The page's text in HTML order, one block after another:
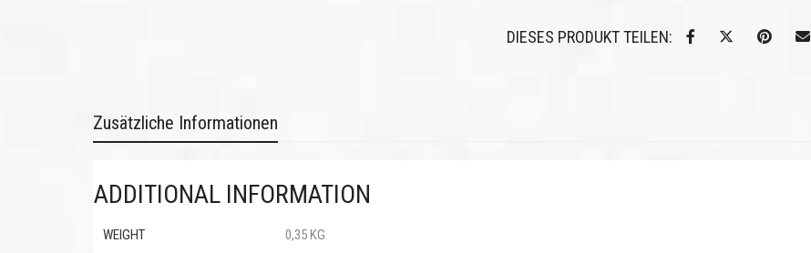
DIESES PRODUKT TEILEN:
Zusätzliche Informationen
ADDITIONAL INFORMATION
WEIGHT 0,35 KG